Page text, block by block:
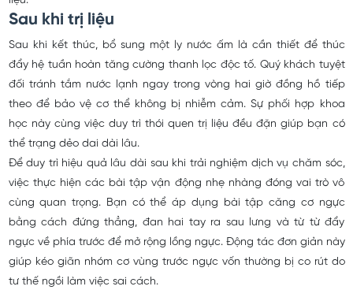
Sau khi trị liệu
Sau khi kết thúc, bổ sung một ly nước ấm là cần thiết để thúc
đẩy hệ tuần hoàn tăng cường thanh lọc độc tố. Quý khách tuyệt
đối tránh tắm nước lạnh ngay trong vòng hai giờ đồng hồ tiếp
theo để bảo vệ cơ thể không bị nhiễm cảm. Sự phối hợp khoa
học này cùng việc duy trì thói quen trị liệu đều đặn giúp bạn có
thể trạng dẻo dai dài lâu.
Để duy trì hiệu quả lâu dài sau khi trải nghiệm dịch vụ chăm sóc,
việc thực hiện các bài tập vận động nhẹ nhàng đóng vai trò vô
cùng quan trọng. Bạn có thể áp dụng bài tập căng cơ ngực
bằng cách đứng thẳng, đan hai tay ra sau lưng và từ từ đẩy
ngực về phía trước để mở rộng lồng ngực. Động tác đơn giản này
giúp kéo giãn nhóm cơ vùng trước ngực vốn thường bị co rút do
tư thế ngồi làm việc sai cách.